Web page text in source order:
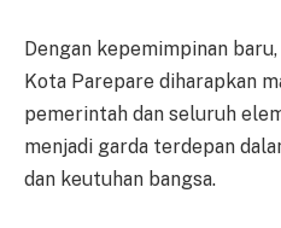
Dengan kepemimpinan
Kota Parepare diharapkan
pemerintah dan seluruh
menjadi garda terdepan
dan keutuhan bangsa.